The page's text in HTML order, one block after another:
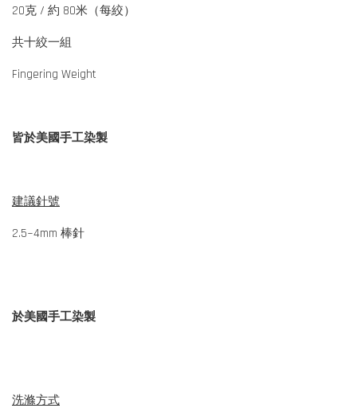
20克 / 約 80米（每絞）
共十絞一組
Fingering Weight
皆於美國手工染製
建議針號
2.5~4mm 棒針
於美國手工染製
洗滌方式